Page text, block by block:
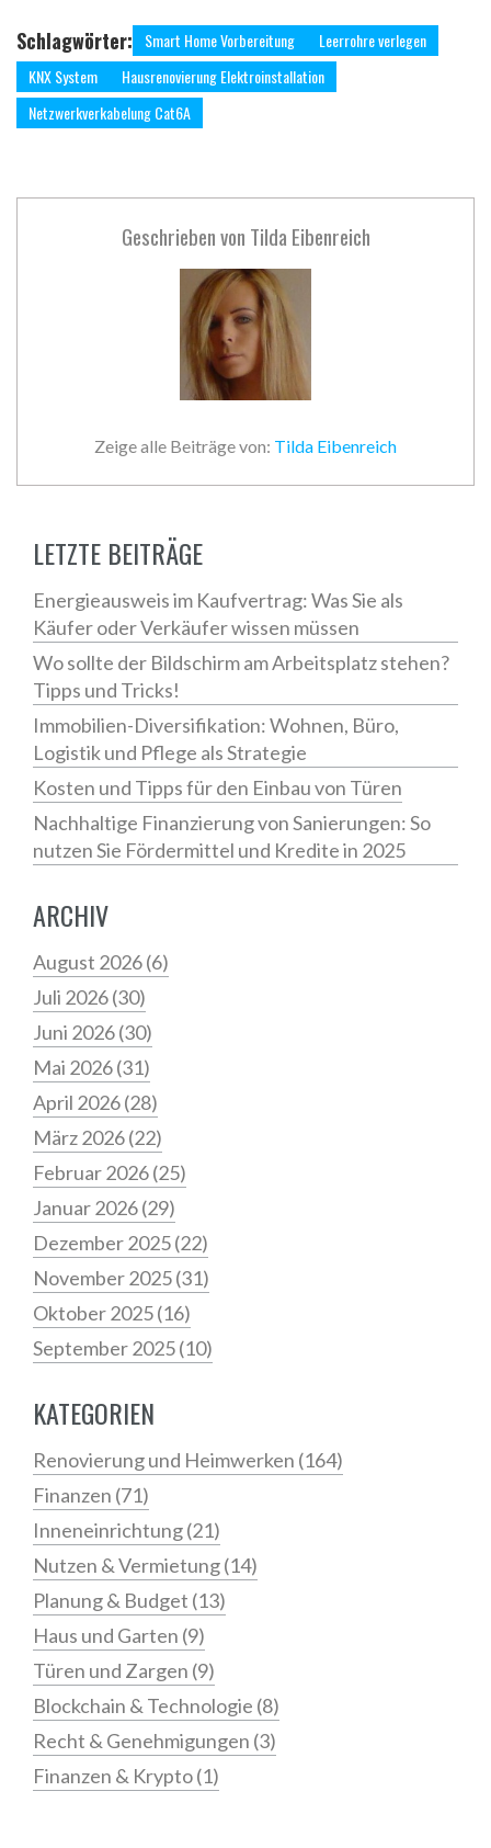
Schlagwörter: Smart Home Vorbereitung
Leerrohre verlegen
KNX System
Hausrenovierung Elektroinstallation
Netzwerkverkabelung Cat6A
Geschrieben von Tilda Eibenreich
Zeige alle Beiträge von: Tilda Eibenreich
LETZTE BEITRÄGE
Energieausweis im Kaufvertrag: Was Sie als
Käufer oder Verkäufer wissen müssen
Wo sollte der Bildschirm am Arbeitsplatz stehen?
Tipps und Tricks!
Immobilien-Diversifikation: Wohnen, Büro,
Logistik und Pflege als Strategie
Kosten und Tipps für den Einbau von Türen
Nachhaltige Finanzierung von Sanierungen: So
nutzen Sie Fördermittel und Kredite in 2025
ARCHIV
August 2026(6)
Juli 2026(30)
Juni 2026(30)
Mai 2026(31)
April 2026(28)
März 2026(22)
Februar 2026(25)
Januar 2026(29)
Dezember 2025(22)
November 2025(31)
Oktober 2025(16)
September 2025(10)
KATEGORIEN
Renovierung und Heimwerken (164)
Finanzen (71)
Inneneinrichtung(21)
Nutzen & Vermietung(14)
Planung & Budget (13)
Haus und Garten (9)
Türen und Zargen (9)
Blockchain & Technologie (8)
Recht & Genehmigungen (3)
Finanzen & Krypto(1)